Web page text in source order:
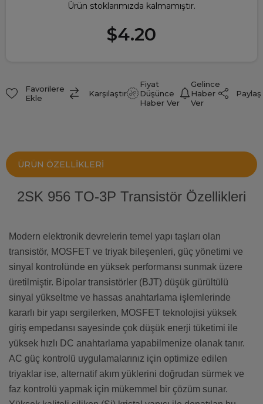
Ürün stoklarımızda kalmamıştır.
$4.20
Favorilere
Ekle
Karşılaştır
Fiyat
Düşünce
Haber Ver
Gelince
Haber
Ver
Paylaş
ÜRÜN ÖZELLIKLERI
2SK 956 TO-3P Transistör Özellikleri
Modern elektronik devrelerin temel yapı taşları olan
transistör, MOSFET ve triyak bileşenleri, güç yönetimi ve
sinyal kontrolünde en yüksek performansı sunmak üzere
üretilmiştir. Bipolar transistörler (BJT) düşük gürültülü
sinyal yükseltme ve hassas anahtarlama işlemlerinde
kararlı bir yapı sergilerken, MOSFET teknolojisi yüksek
giriş empedansı sayesinde çok düşük enerji tüketimi ile
yüksek hızlı DC anahtarlama yapabilmenize olanak tanır.
AC güç kontrolü uygulamalarınız için optimize edilen
triyaklar ise, alternatif akım yüklerini doğrudan sürmek ve
faz kontrolü yapmak için mükemmel bir çözüm sunar.